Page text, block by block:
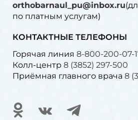
orthobarnaul_pu@inbox.ru
по платным услугам)⁠
КОНТАКТНЫЕ ТЕЛЕФОНЫ
Горячая линия 8-800-200-07-
Колл-центр 8 (3852) 297-500
Приёмная главного врача 8